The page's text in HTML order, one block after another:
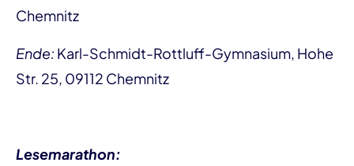
Chemnitz
Ende: Karl-Schmidt-Rottluff-Gymnasium, Hohe
Str. 25, 09112 Chemnitz
Lesemarathon: